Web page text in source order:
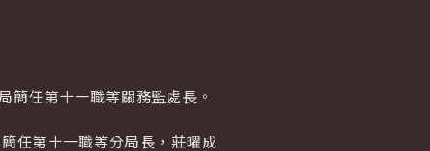
任第十一職等關務監處長。
任第十一職等分局長，莊曜成